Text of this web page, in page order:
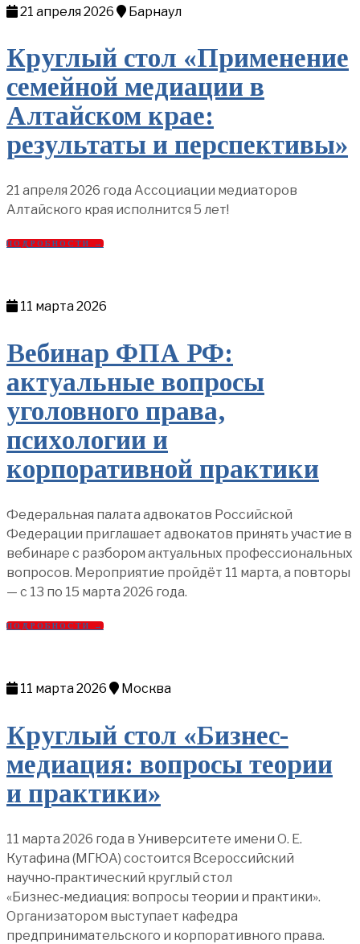
21 апреля 2026 Барнаул
Круглый стол «Применение
семейной медиации в
Алтайском крае:
результаты и перспективы»
21 апреля 2026 года Ассоциации медиаторов
Алтайского края исполнится 5 лет!
ПОДРОБНОСТИ →
11 марта 2026
Вебинар ФПА РФ:
актуальные вопросы
уголовного права,
психологии и
корпоративной практики
Федеральная палата адвокатов Российской
Федерации приглашает адвокатов принять участие в
вебинаре с разбором актуальных профессиональных
вопросов. Мероприятие пройдёт 11 марта, а повторы
— с 13 по 15 марта 2026 года.
ПОДРОБНОСТИ →
11 марта 2026 Москва
Круглый стол «Бизнес-
медиация: вопросы теории
и практики»
11 марта 2026 года в Университете имени О. Е.
Кутафина (МГЮА) состоится Всероссийский
научно‑практический круглый стол
«Бизнес‑медиация: вопросы теории и практики».
Организатором выступает кафедра
предпринимательского и корпоративного права.